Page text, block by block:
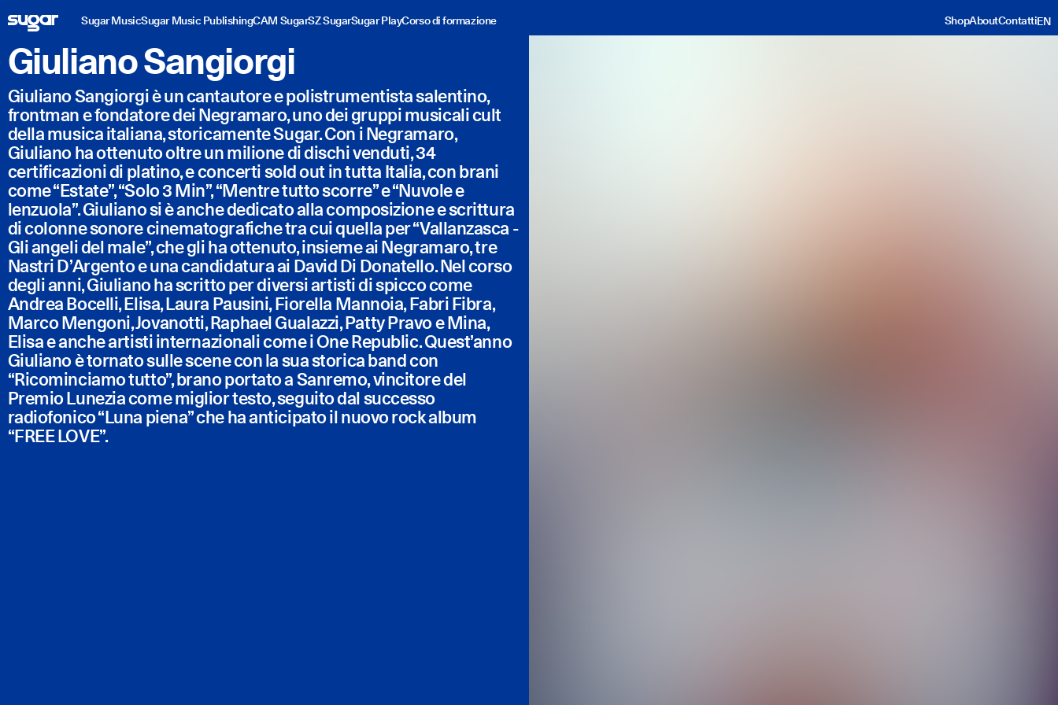
Sugar MusicSugar Music PublishingCAM SugarSZ SugarSugar PlayCorso di formazione ShopAboutContattiEN
Giuliano Sangiorgi
Giuliano Sangiorgi è un cantautore e polistrumentista salentino,
frontman e fondatore dei Negramaro, uno dei gruppi musicali cult
della musica italiana, storicamente Sugar. Con i Negramaro,
Giuliano ha ottenuto oltre un milione di dischi venduti, 34
certificazioni di platino, e concerti sold out in tutta Italia, con brani
come “Estate”, “Solo 3 Min”, “Mentre tutto scorre” e “Nuvole e
lenzuola”. Giuliano si è anche dedicato alla composizione e scrittura
di colonne sonore cinematografiche tra cui quella per “Vallanzasca -
Gli angeli del male”, che gli ha ottenuto, insieme ai Negramaro, tre
Nastri D’Argento e una candidatura ai David Di Donatello. Nel corso
degli anni, Giuliano ha scritto per diversi artisti di spicco come
Andrea Bocelli, Elisa, Laura Pausini, Fiorella Mannoia, Fabri Fibra,
Marco Mengoni, Jovanotti, Raphael Gualazzi, Patty Pravo e Mina,
Elisa e anche artisti internazionali come i One Republic. Quest’anno
Giuliano è tornato sulle scene con la sua storica band con
“Ricominciamo tutto”, brano portato a Sanremo, vincitore del
Premio Lunezia come miglior testo, seguito dal successo
radiofonico “Luna piena” che ha anticipato il nuovo rock album
“FREE LOVE”.